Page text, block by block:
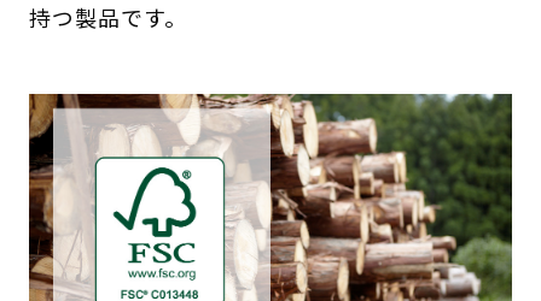
持つ製品です。